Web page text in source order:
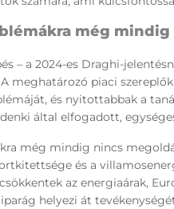
még
– a 2024-es Draghi-
meghatározó piaci
és nyitottabbak a
által elfogadott,
még mindig nincs
és a
az energiaárak,
helyezi át